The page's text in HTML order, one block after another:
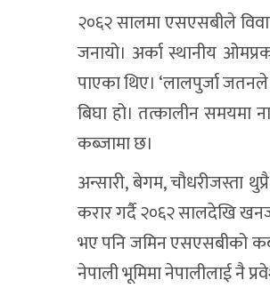
२०६२ सालमा एसएसबीले
जनायो। अर्का स्थानीय
पाएका थिए। ‘लालपुर्जा
बिघा हो। तत्कालीन
कब्जामा छ।
अन्सारी, बेगम, चौधरीजस्ता
करार गर्दै २०६२ सालदेखि
भए पनि जमिन एसएसबीको
नेपाली भूमिमा नेपालीलाई नै